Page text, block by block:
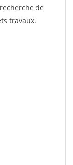
de
travaux.